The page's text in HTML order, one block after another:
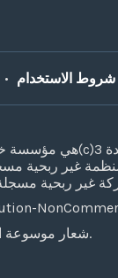
شروط الاستخدام •
شعار موسوعة.